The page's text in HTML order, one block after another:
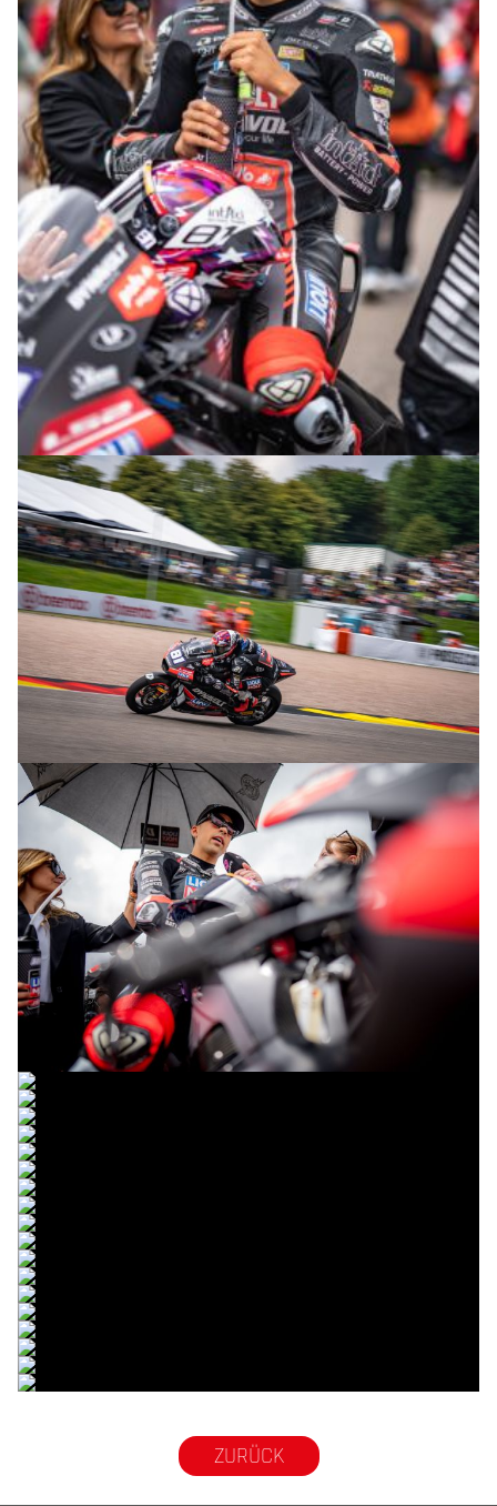
© R.Lekl
© R.Lekl
© R.Lekl
© R.Lekl
© R.Lekl
© R.Lekl
© R.Lekl
© R.Lekl
© R.Lekl
© R.Lekl
© R.Lekl
© R.Lekl
© R.Lekl
© R.Lekl
© R.Lekl
© R.Lekl
© R.Lekl
© R.Lekl
© R.Lekl
ZURÜCK